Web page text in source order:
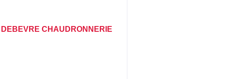
DEBEVRE CHAUDRONNERIE